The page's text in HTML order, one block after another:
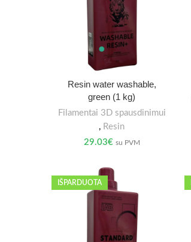
Resin water washable,
green (1 kg)
Filamentai 3D spausdinimui
, Resin
29.03€ su PVM
IŠPARDUOTA